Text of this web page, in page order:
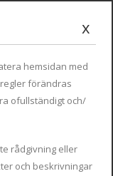
x
hemsidan med
förändras
ofullständigt och/
rådgivning eller
och beskrivningar